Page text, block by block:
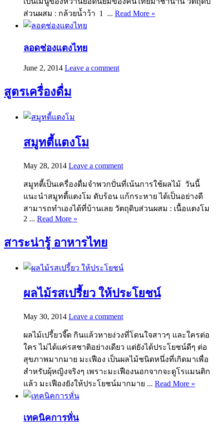
ส่วนผสม : กล้วยน้ำว้า 1 ... Read More »
ลอดช่องแตงไทย
June 2, 2014 Leave a comment
สูตรเครื่องดื่ม
สมูทตี้แตงโม
May 28, 2014 Leave a comment
สมูทตี้เป็นเครื่องดื่มจำพวกปั่นที่เน้นการใช้ผลไม้ วันนี้
แนะนำสมูทตี้แตงโม ดับร้อน แก้กระหาย ได้เป็นอย่างดี
สามารถทำเองได้ที่บ้านเลย วัตถุดิบส่วนผสม : เนื้อแตงโม
2 ... Read More »
สาระน่ารู้ อาหารไทย
ผลไม้รสเปรี้ยว ให้ประโยชน์
May 30, 2014 Leave a comment
ผลไม้เปรี้ยวจี๊ด กินแล้วหายง่วงที่โดนใจสาวๆ และใครต่อ
ใคร ไม่ได้แค่รสชาติอย่างเดียว แต่ยังได้ประโยชน์ดีๆ ต่อ
สุขภาพมากมาย มะเฟือง เป็นผลไม้ชนิดหนึ่งที่เกิดมาเพื่อ
สำหรับผุ้หญิงจริงๆ เพราะมะเฟืองนอกจากจะดูโรแมนติก
แล้ว มะเฟืองยังให้ประโยชน์มากมาย ... Read More »
เทคนิคการหั่น